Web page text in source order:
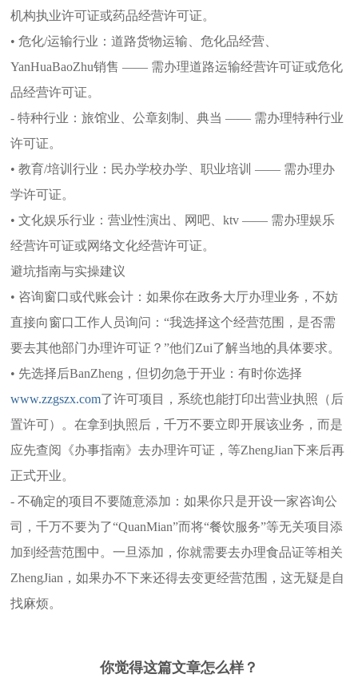
机构执业许可证或药品经营许可证。
• 危化/运输行业：道路货物运输、危化品经营、
YanHuaBaoZhu销售 —— 需办理道路运输经营许可证或危化
品经营许可证。
- 特种行业：旅馆业、公章刻制、典当 —— 需办理特种行业
许可证。
• 教育/培训行业：民办学校办学、职业培训 —— 需办理办
学许可证。
• 文化娱乐行业：营业性演出、网吧、ktv —— 需办理娱乐
经营许可证或网络文化经营许可证。
避坑指南与实操建议
• 咨询窗口或代账会计：如果你在政务大厅办理业务，不妨
直接向窗口工作人员询问：“我选择这个经营范围，是否需
要去其他部门办理许可证？”他们Zui了解当地的具体要求。
• 先选择后BanZheng，但切勿急于开业：有时你选择
www.zzgszx.com了许可项目，系统也能打印出营业执照（后
置许可）。在拿到执照后，千万不要立即开展该业务，而是
应先查阅《办事指南》去办理许可证，等ZhengJian下来后再
正式开业。
- 不确定的项目不要随意添加：如果你只是开设一家咨询公
司，千万不要为了“QuanMian”而将“餐饮服务”等无关项目添
加到经营范围中。一旦添加，你就需要去办理食品证等相关
ZhengJian，如果办不下来还得去变更经营范围，这无疑是自
找麻烦。
你觉得这篇文章怎么样？